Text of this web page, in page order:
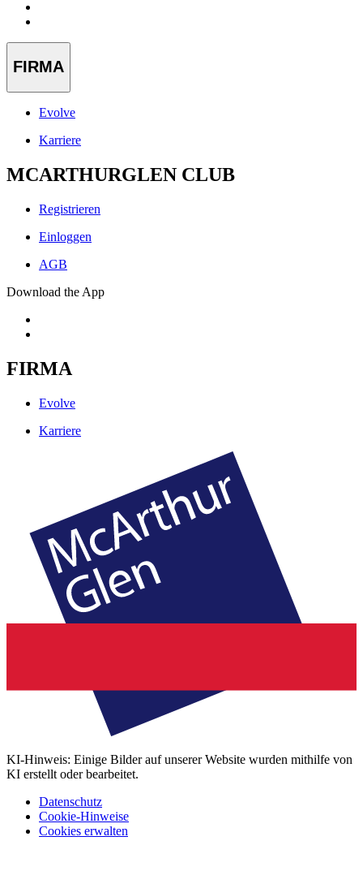
FIRMA
Evolve
Karriere
MCARTHURGLEN CLUB
Registrieren
Einloggen
AGB
Download the App
FIRMA
Evolve
Karriere
KI-Hinweis: Einige Bilder auf unserer Website wurden mithilfe von
KI erstellt oder bearbeitet.
Datenschutz
Cookie-Hinweise
Cookies erwalten